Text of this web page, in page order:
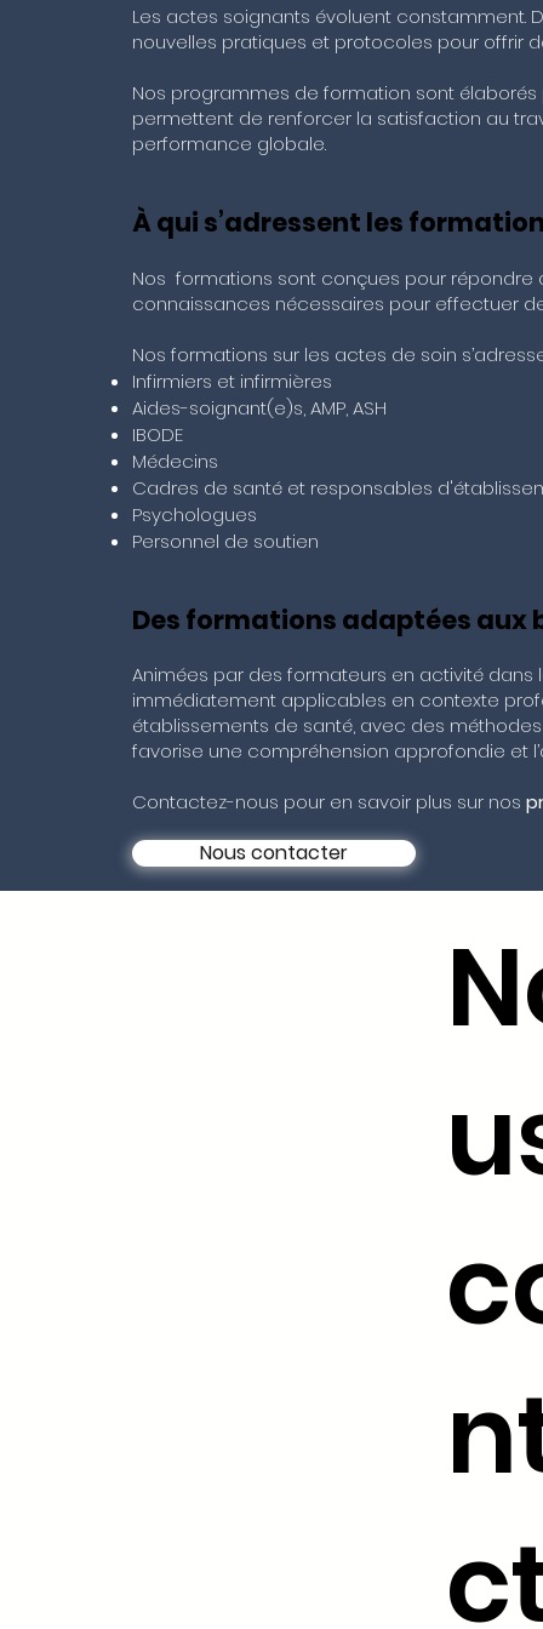
Les actes soignants évoluent constamment.
nouvelles pratiques et protocoles pour offrir
Nos programmes de formation sont
permettent de renforcer la satisfaction au
performance globale.
À qui s’adressent les
Nos formations sont conçues pour répondre
connaissances nécessaires pour effectuer
Nos formations sur les actes de soin
Infirmiers et infirmières
Aides-soignant(e)s, AMP, ASH
IBODE
Médecins
Cadres de santé et responsables
Psychologues
Personnel de soutien
Des formations adaptées aux
Animées par des formateurs en activité
immédiatement applicables en contexte
établissements de santé, avec des
favorise une compréhension approfondie et
Contactez-nous pour en savoir plus sur nos
Nous contacter